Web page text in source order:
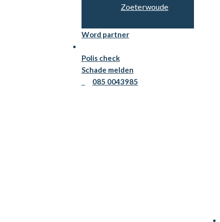
Zoeterwoude
Word partner
Polis check
Schade melden
085 0043985